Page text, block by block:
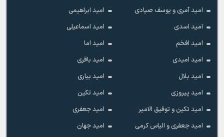
امید آمری و یوسف صیادی
امید ابراهیمی
امید اسدی
امید اسماعیلی
امید افخم
امید اما
امید امیدی
امید باقری
امید بلال
امید بیاری
امید پیروزی
امید تکین
امید تکین و توفیق الامیر
امید جعفری
امید جعفری و الیاس کرمی
امید جهان